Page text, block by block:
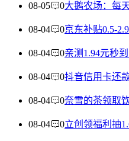
08-05 0大鹅农场：每
08-04 0京东补贴0.5-
08-04 0亲测1.94元秒
08-04 0抖音信用卡还
08-04 0奈雪的茶领取
08-04 0立创领福利抽